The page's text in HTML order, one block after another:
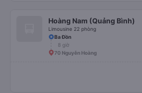
Hoàng Nam (Quảng Bình)
Limousine 22 phòng
Ba Đồn
8 giờ
70 Nguyễn Hoàng